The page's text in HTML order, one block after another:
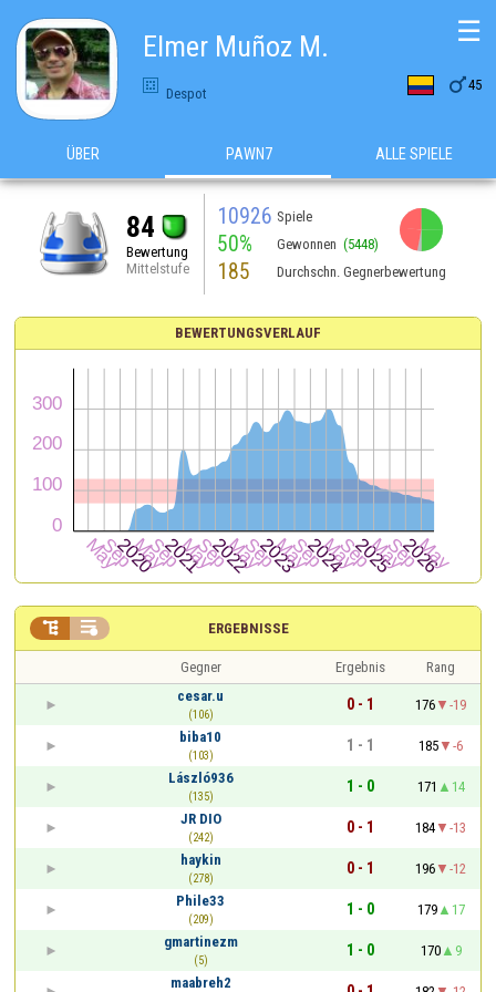
Elmer Muñoz M.
Despot 45
☰
ÜBER PAWN7 ALLE SPIELE
84
Bewertung
Mittelstufe
10926 Spiele
50% Gewonnen (5448)
185 Durchschn. Gegnerbewertung
BEWERTUNGSVERLAUF
ERGEBNISSE
 
Gegner Ergebnis
Rang
cesar.u
(106)
0 - 1 176
-19
biba10
(103)
1 - 1 185
-6
László936
(135)
1 - 0 171
14
JR DIO
(242)
0 - 1 184
-13
haykin
(278)
0 - 1 196
-12
Phile33
(209)
1 - 0 179
17
gmartinezm
(5)
1 - 0 170
9
maabreh2